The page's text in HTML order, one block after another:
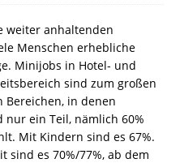
weiter anhaltenden
Menschen erhebliche
Minijobs in Hotel- und
sind zum großen
Bereichen, in denen
ein Teil, nämlich 60%
Mit Kindern sind es 67%.
sind es 70%/77%, ab dem